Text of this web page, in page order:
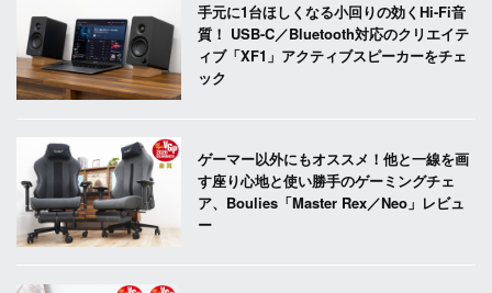
手元に1台ほしくなる小回りの効くHi-Fi音
質！ USB-C／Bluetooth対応のクリエイテ
ィブ「XF1」アクティブスピーカーをチェ
ック
ゲーマー以外にもオススメ！他と一線を画
す座り心地と使い勝手のゲーミングチェ
ア、Boulies「Master Rex／Neo」レビュ
ー